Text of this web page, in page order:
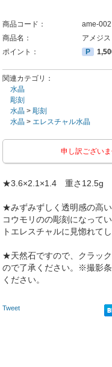
商品コード：
ame-002
商品名：
アメジ
ポイント：
P
関連カテゴリ：
水晶
彫刻
水晶> 彫刻
水晶> エレスチャル水晶
申し訳ござい
★3.6×2.1×1.4 重さ12.5g
★みずみずしく透明感の高
コウモリのの彫刻になって
トエレスチャルに見惚れてし
★天然石ですので、クラッ
ので了承ください。※撮影
ください。
Tweet